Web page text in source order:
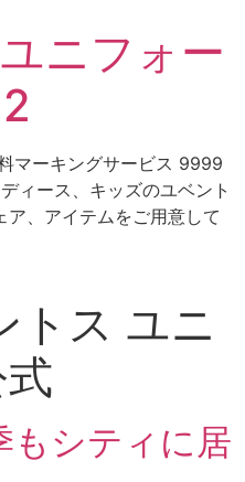
ニフォー
マーキングサービス 9999
ィース、キッズのユベント
、アイテムをご用意して
トス ユニ
もシティに居